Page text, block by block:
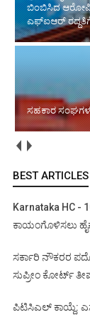
ಬಿಂಬಿಸಿದ
ಎಫ್‌ಐಆರ್ ರದ್ದತಿಗೆ
ಸಹಕಾರ
BEST ARTICLES
Karnataka HC -
ಕಾಯಂಗೊಳಿಸಲು
ಸರ್ಕಾರಿ ನೌಕರರ
ಸುಪ್ರೀಂ ಕೋರ್ಟ್
ಪಿಟಿಸಿಎಲ್ ಕಾಯ್ದೆ: